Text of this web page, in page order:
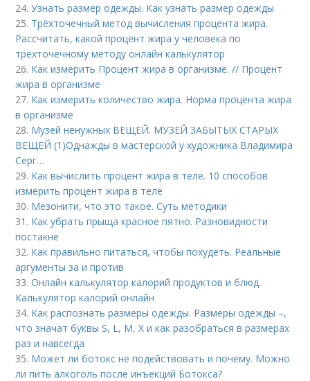
24.Узнать размер одежды. Как узнать размер одежды
25. Трёхточечный метод вычисления процента жира.
Рассчитать, какой процент жира у человека по
трёхточечному методу онлайн калькулятор
26. Как измерить Процент жира в организме. // Процент
жира в организме
27. Как измерить количество жира. Норма процента жира
в организме
28. Музей ненужных ВЕЩЕЙ. МУЗЕЙ ЗАБЫТЫХ СТАРЫХ
ВЕЩЕЙ (1)Однажды в мастерской у художника Владимира
Серг…
29. Как вычислить процент жира в теле. 10 способов
измерить процент жира в теле
30. Мезонити, что это такое. Суть методики
31. Как убрать прыща красное пятно. Разновидности
постакне
32. Как правильно питаться, чтобы похудеть. Реальные
аргументы за и против
33.Онлайн калькулятор калорий продуктов и блюд..
Калькулятор калорий онлайн
34. Как распознать размеры одежды. Размеры одежды –,
что значат буквы S, L, M, X и как разобраться в размерах
раз и навсегда
35. Может ли ботокс не подействовать и почему. Можно
ли пить алкоголь после инъекций Ботокса?